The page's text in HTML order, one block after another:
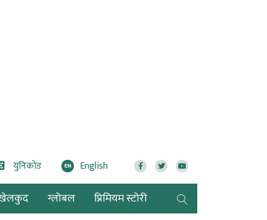
युनिकोड EN English
ग्लोबल प्रिमियम स्टोरी